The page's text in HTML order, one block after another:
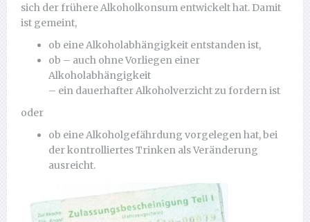
sich der frühere Alkoholkonsum entwickelt hat. Damit
ist gemeint,
ob eine Alkoholabhängigkeit entstanden ist,
ob – auch ohne Vorliegen einer
Alkoholabhängigkeit
– ein dauerhafter Alkoholverzicht zu fordern ist
oder
ob eine Alkoholgefährdung vorgelegen hat, bei
der kontrolliertes Trinken als Veränderung
ausreicht.